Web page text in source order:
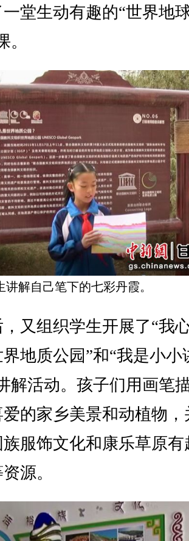
堂生动有趣的“世界地
。
讲解自己笔下的七彩丹霞。
组织学生开展了“我
地质公园”和“我是小小
解活动。孩子们用画笔
的家乡美景和动植物，
服饰文化和康乐草原有
源。